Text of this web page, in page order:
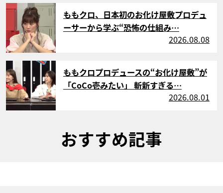
サムネイル
ももクロ、日本初のお化け屋敷プロデュ
ーサーから学ぶ“恐怖の仕組み…
2026.08.08
サムネイル
ももクロプロデュースの“お化け屋敷”が
「CoCo壱みたい」 斬新すぎる…
2026.08.01
おすすめ記事